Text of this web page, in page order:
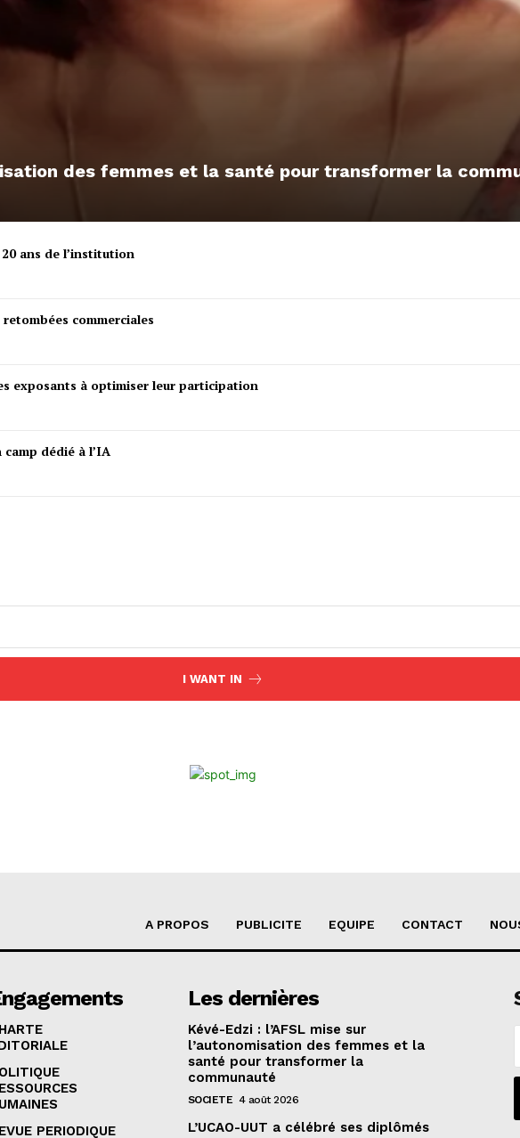
des femmes et la santé pour transformer la
ans de l’institution
commerciales
exposants à optimiser leur participation
dédié à l’IA
I WANT IN
A PROPOS PUBLICITE EQUIPE CONTACT
PERIODIQUE
Les dernières
Kévé-Edzi : l’AFSL mise sur
l’autonomisation des femmes et la
santé pour transformer la
communauté
SOCIETE 4 août 2026
L’UCAO-UUT a célébré ses diplômés